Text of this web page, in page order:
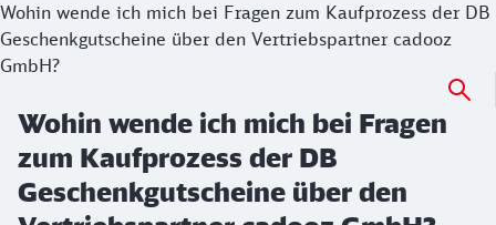
Wohin wende ich mich bei Fragen zum Kaufprozess der DB
Geschenkgutscheine über den Vertriebspartner cadooz
GmbH?
Wohin wende ich mich bei Fragen
zum Kaufprozess der DB
Geschenkgutscheine über den